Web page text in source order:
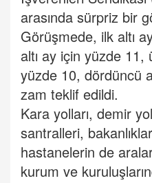
arasında sürpriz bir
Görüşmede, ilk altı
altı ay için yüzde 11,
yüzde 10, dördüncü
zam teklif edildi.
Kara yolları, demir
santralleri,
hastanelerin de
kurum ve